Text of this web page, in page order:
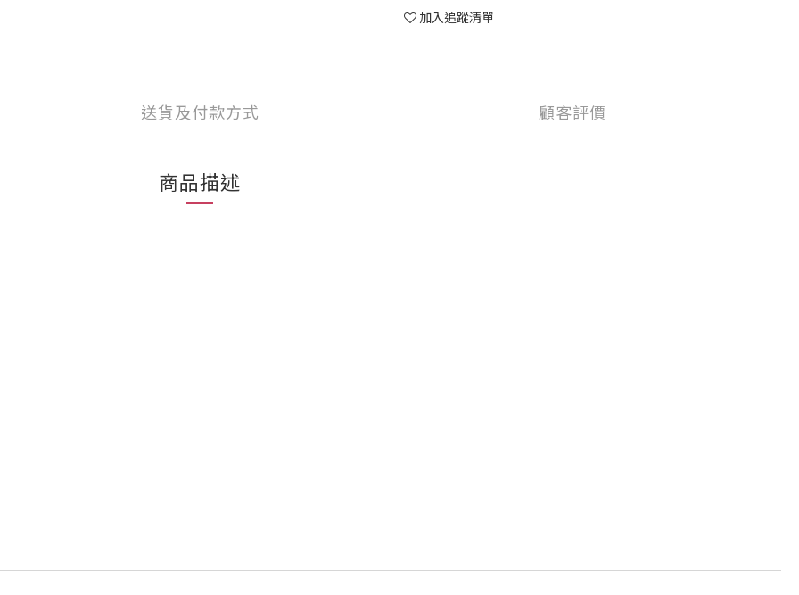
加入追蹤清單
送貨及付款方式 顧客評價
商品描述